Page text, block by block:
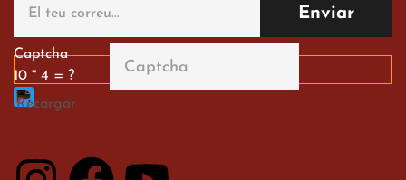
English Festival
13 de març de 2026
Captcha
10 * 4 = ?